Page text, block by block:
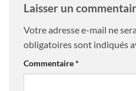
Laisser un
Votre adresse e-mail ne
obligatoires sont indiqués
Commentaire*